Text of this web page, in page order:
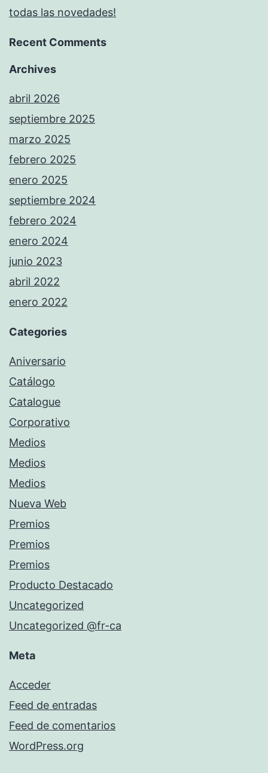
todas las novedades!
Recent Comments
Archives
abril 2026
septiembre 2025
marzo 2025
febrero 2025
enero 2025
septiembre 2024
febrero 2024
enero 2024
junio 2023
abril 2022
enero 2022
Categories
Aniversario
Catálogo
Catalogue
Corporativo
Medios
Medios
Medios
Nueva Web
Premios
Premios
Premios
Producto Destacado
Uncategorized
Uncategorized @fr-ca
Meta
Acceder
Feed de entradas
Feed de comentarios
WordPress.org